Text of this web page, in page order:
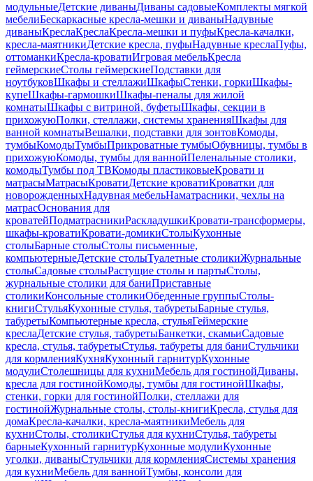
модульныеДетские диваныДиваны садовыеКомплекты мягкой
мебелиБескаркасные кресла-мешки и диваныНадувные
диваныКреслаКреслаКресла-мешки и пуфыКресла-качалки,
кресла-маятникиДетские кресла, пуфыНадувные креслаПуфы,
оттоманкиКресла-кроватиИгровая мебельКресла
геймерскиеСтолы геймерскиеПодставки для
ноутбуковШкафы и стеллажиШкафыСтенки, горкиШкафы-
купеШкафы-гармошкиШкафы-пеналы для жилой
комнатыШкафы с витриной, буфетыШкафы, секции в
прихожуюПолки, стеллажи, системы храненияШкафы для
ванной комнатыВешалки, подставки для зонтовКомоды,
тумбыКомодыТумбыПрикроватные тумбыОбувницы, тумбы в
прихожуюКомоды, тумбы для ваннойПеленальные столики,
комодыТумбы под ТВКомоды пластиковыеКровати и
матрасыМатрасыКроватиДетские кроватиКроватки для
новорожденныхНадувная мебельНаматрасники, чехлы на
матрасОснования для
кроватейПодматрасникиРаскладушкиКровати-трансформеры,
шкафы-кроватиКровати-домикиСтолыКухонные
столыБарные столыСтолы письменные,
компьютерныеДетские столыТуалетные столикиЖурнальные
столыСадовые столыРастущие столы и партыСтолы,
журнальные столики для баниПриставные
столикиКонсольные столикиОбеденные группыСтолы-
книгиСтульяКухонные стулья, табуретыБарные стулья,
табуретыКомпьютерные кресла, стульяГеймерские
креслаДетские стулья, табуретыБанкетки, скамьиСадовые
кресла, стулья, табуретыСтулья, табуреты для баниСтульчики
для кормленияКухняКухонный гарнитурКухонные
модулиСтолешницы для кухниМебель для гостинойДиваны,
кресла для гостинойКомоды, тумбы для гостинойШкафы,
стенки, горки для гостинойПолки, стеллажи для
гостинойЖурнальные столы, столы-книгиКресла, стулья для
домаКресла-качалки, кресла-маятникиМебель для
кухниСтолы, столикиСтулья для кухниСтулья, табуреты
барныеКухонный гарнитурКухонные модулиКухонные
уголки, диваныСтульчики для кормленияСистемы хранения
для кухниМебель для ваннойТумбы, консоли для